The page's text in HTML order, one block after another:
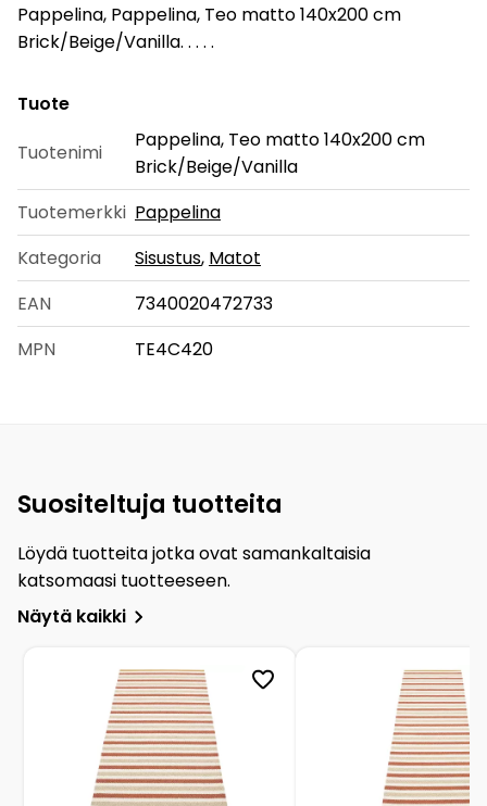
Pappelina, Pappelina, Teo matto 140x200 cm
Brick/Beige/Vanilla. . . . .
Tuote
Tuotenimi
Pappelina, Teo matto 140x200 cm
Brick/Beige/Vanilla
Tuotemerkki Pappelina
Kategoria
Sisustus, Matot
EAN
7340020472733
MPN
TE4C420
Suositeltuja tuotteita
Löydä tuotteita jotka ovat samankaltaisia
katsomaasi tuotteeseen.
Näytä kaikki